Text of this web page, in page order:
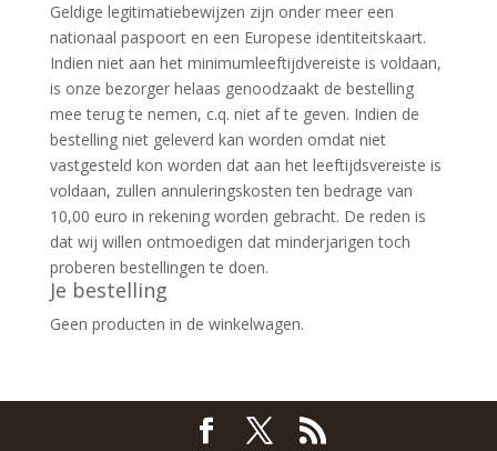
Geldige legitimatiebewijzen zijn onder meer een
nationaal paspoort en een Europese identiteitskaart.
Indien niet aan het minimumleeftijdvereiste is voldaan,
is onze bezorger helaas genoodzaakt de bestelling
mee terug te nemen, c.q. niet af te geven. Indien de
bestelling niet geleverd kan worden omdat niet
vastgesteld kon worden dat aan het leeftijdsvereiste is
voldaan, zullen annuleringskosten ten bedrage van
10,00 euro in rekening worden gebracht. De reden is
dat wij willen ontmoedigen dat minderjarigen toch
proberen bestellingen te doen.
Je bestelling
Geen producten in de winkelwagen.